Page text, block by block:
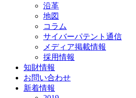
沿革
地図
コラム
サイバーパテント通信
メディア掲載情報
採用情報
知財情報
お問い合わせ
新着情報